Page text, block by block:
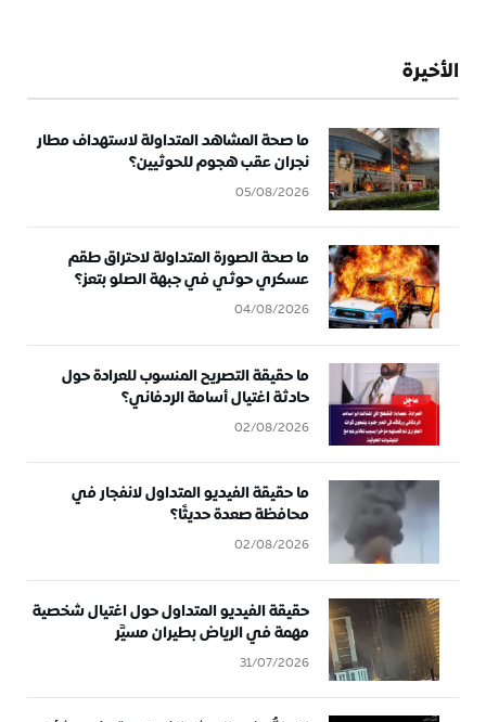
الأخيرة
ما صحة المشاهد المتداولة لاستهداف مطار
نجران عقب هجوم للحوثيين؟
05/08/2026
ما صحة الصورة المتداولة لاحتراق طقم
عسكري حوثي في جبهة الصلو بتعز؟
04/08/2026
ما حقيقة التصريح المنسوب للعرادة حول
حادثة اغتيال أسامة الردفاني؟
02/08/2026
ما حقيقة الفيديو المتداول لانفجار في
محافظة صعدة حديثًا؟
02/08/2026
حقيقة الفيديو المتداول حول اغتيال شخصية
مهمة في الرياض بطيران مسيَّر
31/07/2026